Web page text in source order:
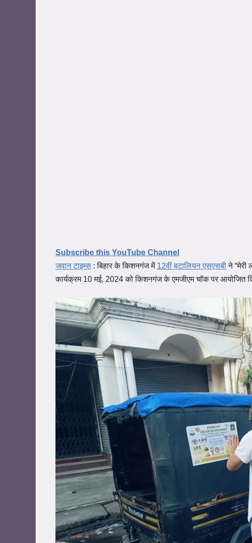
Subscribe this YouTube Channel
जवान टाइम्स : बिहार के किशनगंज में 12वीं बटालियन एसएसबीने “मेरी
कार्यक्रम 10 मई, 2024 को किशनगंज के एमजीएम चॉक पर आयोजित